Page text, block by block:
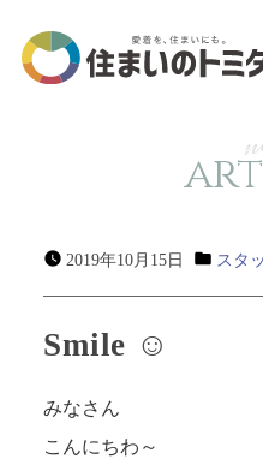
2019年10月15日 スタ
Smile ☺
みなさん
こんにちわ～